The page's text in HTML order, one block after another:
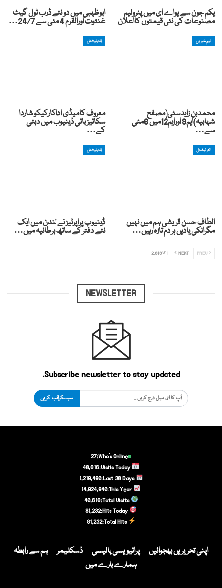
یکم جون سے یواے ای میں پٹرولیم
مصنوعات کی نئی قیمتوں کااعلان
ابوظہبی میں دو نئے ڈرب ٹول گیٹ
غنتوت اورالقرم 4 مئی سے 24/7…
اہم خبریں
محمدبن زایدسٹی(مصفح
شہابیہ)ایم9 اورایم12میں 6مئی
سے…
انٹرنیشنل
معروف کامیڈی اداکارکیکو شاردا
سکائیز بائی ڈینیوب میں دبئی
کے…
انٹرنیشنل
الطاف حسن قریشی ہم میں نہیں
مگرانکی یادیں ہر دم تازہ رہیں…
انٹرنیشنل
ڈینیوب پراپرٹیز نے لندن میں ایک
نئے دفتر کے ساتھ برطانیہ میں…
NEXT 1 کا 2,819
NEWSLETTER
Subscribe newsletter to stay updated.
سبسکرائب کریں
Who's Online:
27
Visits Today:
40,616
Last 30 Days:
1,218,480
14,824,840
Total Visits:
40,616
Hits Today:
81,232
Total Hits:
81,232
اپنی تحریریں بھجوائیں پرائیویسی پالیسی ڈسکلیمر
ہم سے رابطہ
ہمارے بارے میں